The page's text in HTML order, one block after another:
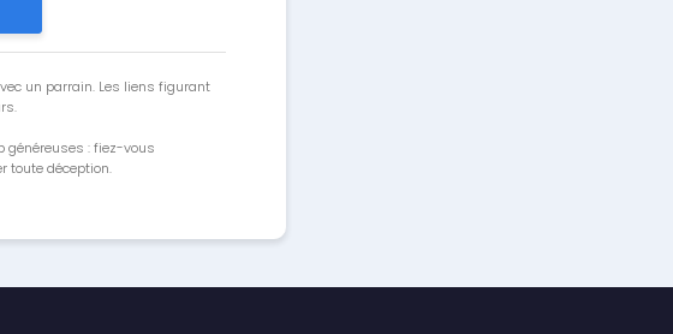
un parrain. Les liens figurant
généreuses : fiez-vous
toute déception.